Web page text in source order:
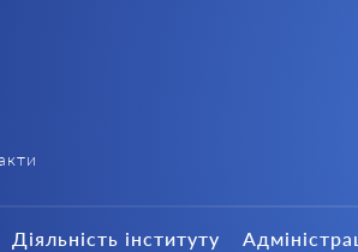
Діяльність інституту